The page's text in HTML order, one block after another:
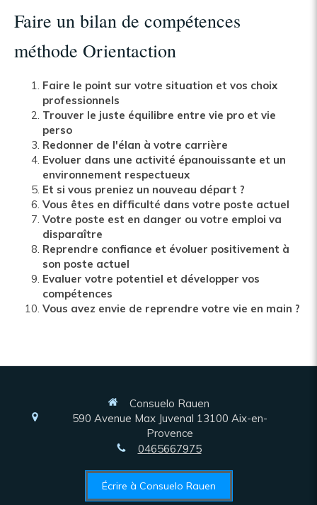
Faire un bilan de compétences
méthode Orientaction
Faire le point sur votre situation et vos choix
professionnels
Trouver le juste équilibre entre vie pro et vie
perso
Redonner de l'élan à votre carrière
Evoluer dans une activité épanouissante et un
environnement respectueux
Et si vous preniez un nouveau départ ?
Vous êtes en difficulté dans votre poste actuel
Votre poste est en danger ou votre emploi va
disparaître
Reprendre confiance et évoluer positivement à
son poste actuel
Evaluer votre potentiel et développer vos
compétences
Vous avez envie de reprendre votre vie en main ?
Consuelo Rauen
590 Avenue Max Juvenal 13100 Aix-en-
Provence
0465667975
Écrire à Consuelo Rauen